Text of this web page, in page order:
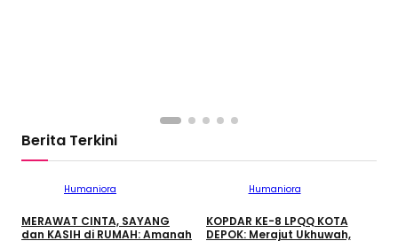
Berita Terkini
Humaniora
MERAWAT CINTA, SAYANG
dan KASIH di RUMAH: Amanah
Humaniora
KOPDAR KE-8 LPQQ KOTA
DEPOK: Merajut Ukhuwah,